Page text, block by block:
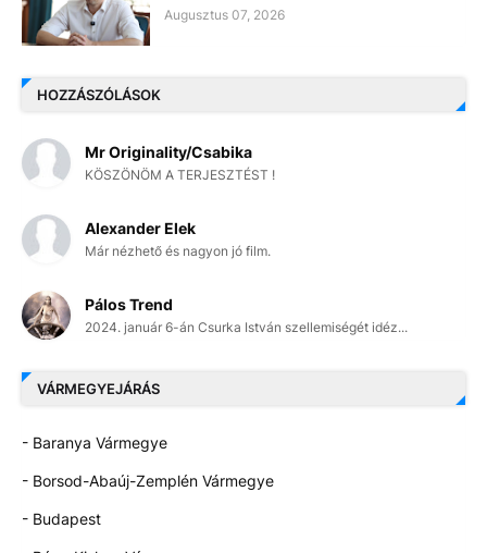
Augusztus 07, 2026
HOZZÁSZÓLÁSOK
Mr Originality/Csabika
KÖSZÖNÖM A TERJESZTÉST !
Alexander Elek
Már nézhető és nagyon jó film.
Pálos Trend
2024. január 6-án Csurka István szellemiségét idéz...
VÁRMEGYEJÁRÁS
- Baranya Vármegye
- Borsod-Abaúj-Zemplén Vármegye
- Budapest